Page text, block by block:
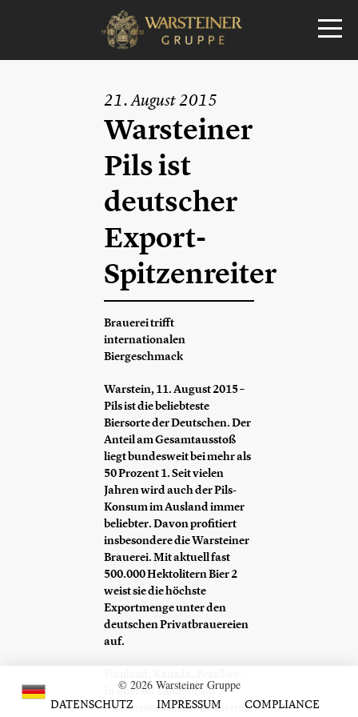
21. August 2015
Warsteiner
Pils ist
deutscher
Export-
Spitzenreiter
Brauerei trifft
internationalen
Biergeschmack
Warstein, 11. August 2015 –
Pils ist die beliebteste
Biersorte der Deutschen. Der
Anteil am Gesamtausstoß
liegt bundesweit bei mehr als
50 Prozent 1. Seit vielen
Jahren wird auch der Pils-
Konsum im Ausland immer
beliebter. Davon profitiert
insbesondere die Warsteiner
Brauerei. Mit aktuell fast
500.000 Hektolitern Bier 2
weist sie die höchste
Exportmenge unter den
deutschen Privatbrauereien
auf.
In über 60 Ländern auf 5
Kontinenten ist die Warsteiner
© 2026 Warsteiner Gruppe
DATENSCHUTZ
IMPRESSUM COMPLIANCE